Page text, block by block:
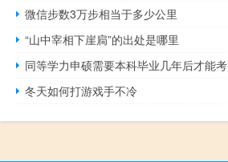
微信步数3万步相当于多少公里
“山中宰相下崖扃”的出处是哪里
同等学力申硕需要本科毕业几年后才能考
冬天如何打游戏手不冷